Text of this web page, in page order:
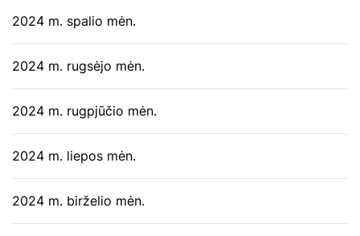
2024 m. spalio mėn.
2024 m. rugsėjo mėn.
2024 m. rugpjūčio mėn.
2024 m. liepos mėn.
2024 m. birželio mėn.